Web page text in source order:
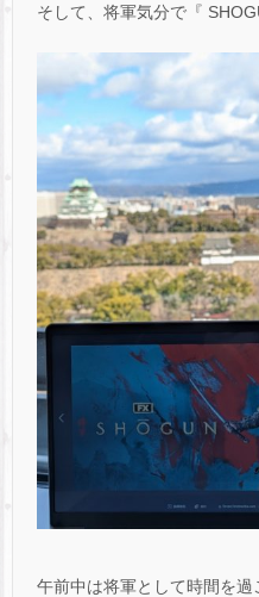
そして、将軍気分で『
午前中は将軍として時間を過